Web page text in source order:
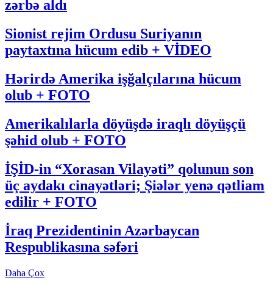
zərbə aldı
Sionist rejim Ordusu Suriyanın
paytaxtına hücum edib + VİDEO
Hərirdə Amerika işğalçılarına hücum
olub + FOTO
Amerikalılarla döyüşdə iraqlı döyüşçü
şəhid olub + FOTO
İŞİD-in “Xorasan Vilayəti” qolunun son
üç aydakı cinayətləri; Şiələr yenə qətliam
edilir + FOTO
İraq Prezidentinin Azərbaycan
Respublikasına səfəri
Daha Çox